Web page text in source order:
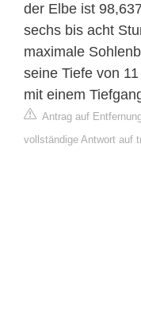
der Elbe ist
sechs bis acht
maximale
seine Tiefe von
mit einem
Antrag auf
vollständige Antwort auf